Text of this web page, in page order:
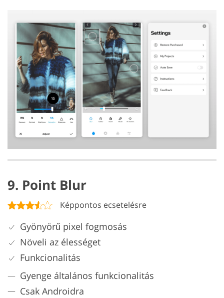
9. Point Blur
Képpontos ecsetelésre
Gyönyörű pixel fogmosás
Növeli az élességet
Funkcionalitás
Gyenge általános funkcionalitás
Csak Androidra